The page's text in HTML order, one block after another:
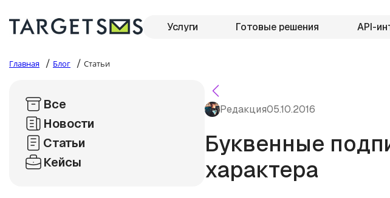
Услуги Готовые решения API-
Главная / Блог / Статьи
Все
Новости
Статьи
Кейсы
Редакция05.10.2016
Буквенные
характера